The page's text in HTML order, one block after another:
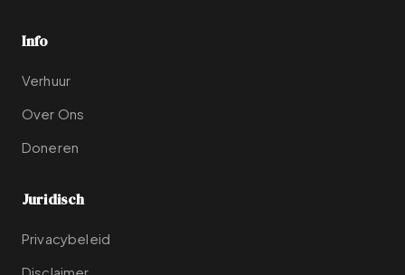
Info
Verhuur
Over Ons
Doneren
Juridisch
Privacybeleid